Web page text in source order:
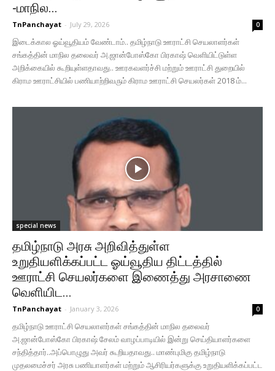
-மாநில...
TnPanchayat - July 29, 2026 0
இடைக்கால ஓய்வூதியம் வேண்டாம்.. தமிழ்நாடு ஊராட்சி செயலாளர்கள்
சங்கத்தின் மாநில தலைவர் அ.ஜான்போஸ்கோ பிரகாஷ் வெளியிட்டுள்ள
அறிக்கையில் கூறியுள்ளதாவது.. ஊரகவளர்ச்சி மற்றும் ஊராட்சி துறையில்
கிராம ஊராட்சியில் பணியாற்றிவரும் கிராம ஊராட்சி செயலர்கள் 2018 ம்...
special news
தமிழ்நாடு அரசு அறிவித்துள்ள
உறுதியளிக்கப்பட்ட ஓய்வூதிய திட்டத்தில்
ஊராட்சி செயலர்களை இணைத்து அரசாணை
வெளியிட...
TnPanchayat - January 3, 2026 0
தமிழ்நாடு ஊராட்சி செயலாளர்கள் சங்கத்தின் மாநில தலைவர்
அ.ஜான்போஸ்கோ பிரகாஷ் சேலம் வாழப்பாடியில் இன்று செய்தியாளர்களை
சந்தித்தார்..அப்பொழுது அவர் கூறியதாவது.. மாண்புமிகு தமிழ்நாடு
முதலமைச்சர் அரசு பணியாளர்கள் மற்றும் ஆசிரியர்களுக்கு உறுதியளிக்கப்பட்ட